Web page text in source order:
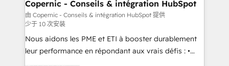
Soc2 compliant 🛡️ - Onboarding: Implementations
starting from $1,5k - Clay: Elite Studio Solutions
Partner 🤝 - Global: 75+ RPers across five continents
🌐 - Scale: Largest organically grown & fastest tiering
Copernic - Conseils & intégration HubSpot
由 Copernic - Conseils & intégration HubSpot 提供
少于 10 次安装
Nous aidons les PME et ETI à booster durablement
leur performance en répondant aux vrais défis : •